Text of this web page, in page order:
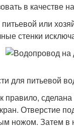
в качестве
или
стенки
для питьевой
правило,
Отверстие
ножом. Затем в